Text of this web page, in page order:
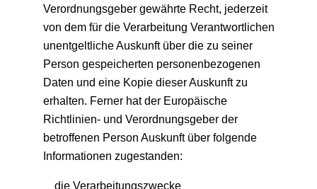
Verordnungsgeber gewährte Recht, jederzeit
von dem für die Verarbeitung Verantwortlichen
unentgeltliche Auskunft über die zu seiner
Person gespeicherten personenbezogenen
Daten und eine Kopie dieser Auskunft zu
erhalten. Ferner hat der Europäische
Richtlinien- und Verordnungsgeber der
betroffenen Person Auskunft über folgende
Informationen zugestanden:
die Verarbeitungszwecke